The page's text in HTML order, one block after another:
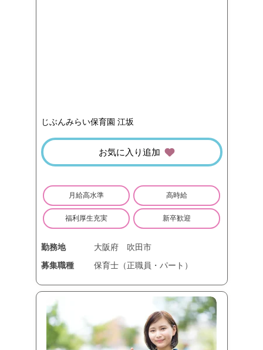
じぶんみらい保育園 江坂
お気に入り追加
月給高水準 高時給
福利厚生充実 新卒歓迎
勤務地 大阪府
吹田市
募集職種
保育士（正職員・パート）